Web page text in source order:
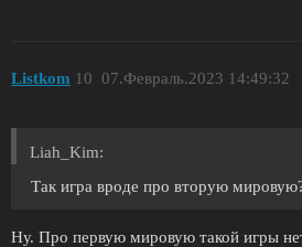
Listkom 07.Февраль.2023 14:49:32
10
Liah_Kim:
Так игра вроде про вторую
Ну. Про первую мировую такой игры